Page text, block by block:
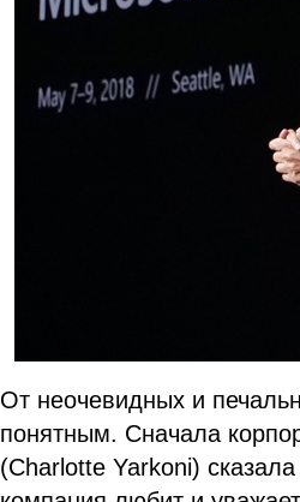
От неочевидных и
понятным. Сначала
(Charlotte Yarkoni)